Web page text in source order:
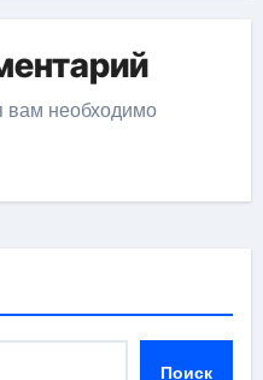
вам необходимо
Поиск